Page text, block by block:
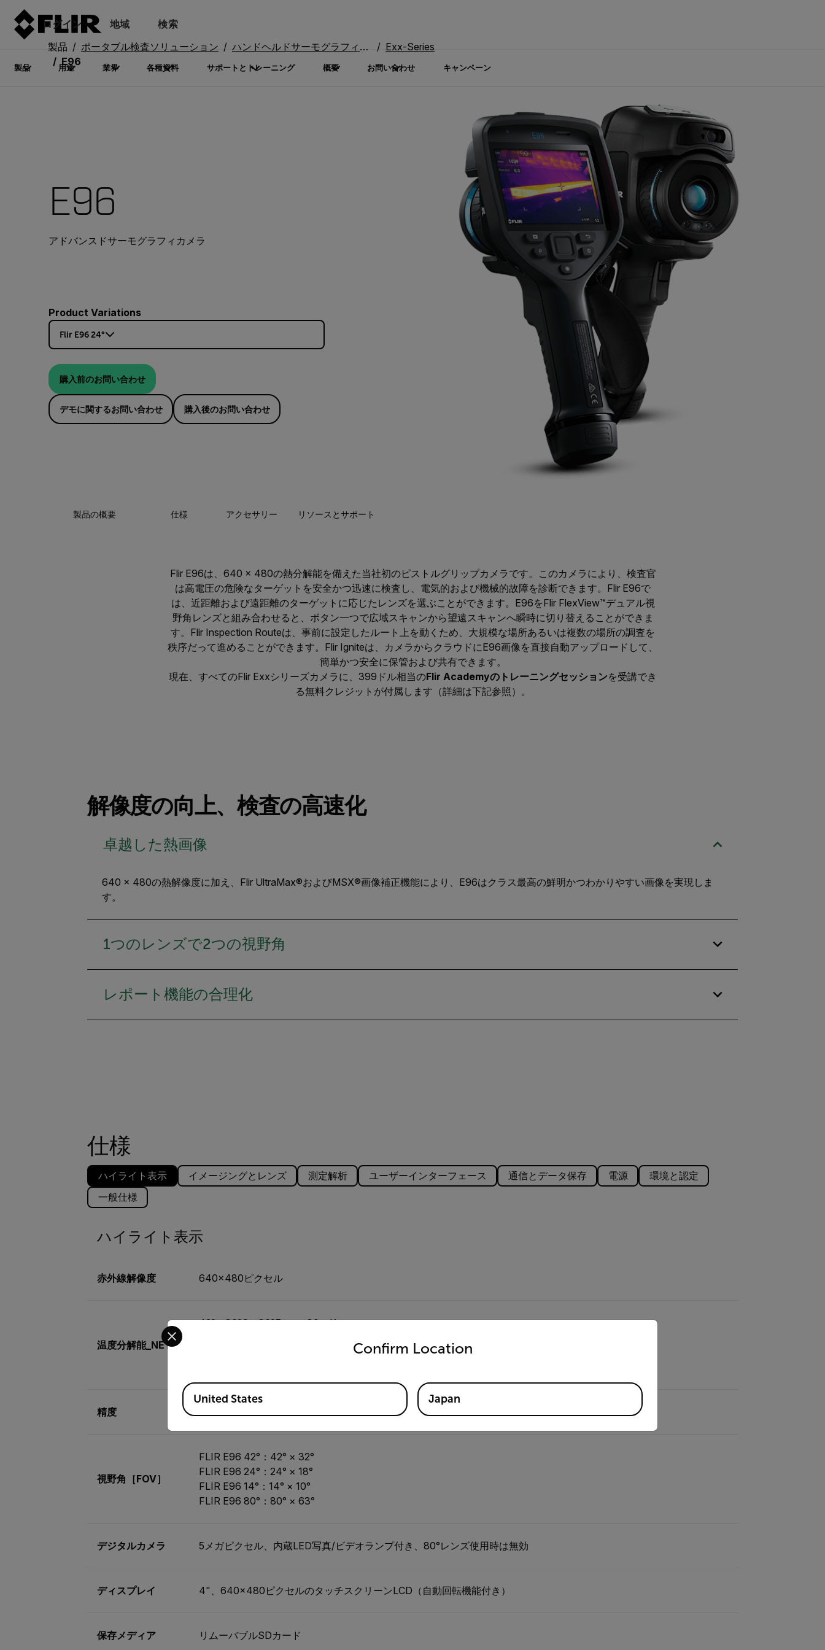
ログイン 地域 検索
製品 用途 業界 各種資料 サポートとトレーニング 概要 お問い合わせ キャンペーン
製品 ポータブル検査ソリューション ハンドヘルドサーモグラフィカメラ
Exx-Series
E96
E96
アドバンスドサーモグラフィカメラ
Product Variations
Flir E96 24°
購入前のお問い合わせ
デモに関するお問い合わせ 購入後のお問い合わせ
製品の概要 仕様 アクセサリー リソースとサポート
Flir E96は、640 × 480の熱分解能を備えた当社初のピストルグリップカメラです。このカメラにより、検査官
は高電圧の危険なターゲットを安全かつ迅速に検査し、電気的および機械的故障を診断できます。Flir E96で
は、近距離および遠距離のターゲットに応じたレンズを選ぶことができます。E96をFlir FlexView™デュアル視
野角レンズと組み合わせると、ボタン一つで広域スキャンから望遠スキャンへ瞬時に切り替えることができま
す。Flir Inspection Routeは、事前に設定したルート上を動くため、大規模な場所あるいは複数の場所の調査を
秩序だって進めることができます。Flir Igniteは、カメラからクラウドにE96画像を直接自動アップロードして、
簡単かつ安全に保管および共有できます。
現在、すべてのFlir Exxシリーズカメラに、399ドル相当のFlir Academyのトレーニングセッションを受講でき
る無料クレジットが付属します（詳細は下記参照）。
解像度の向上、検査の高速化
卓越した熱画像
640 × 480の熱解像度に加え、Flir UltraMax®およびMSX®画像補正機能により、E96はクラス最高の鮮明かつわかりやすい画像を実現しま
す。
1つのレンズで2つの視野角
レポート機能の合理化
仕様
ハイライト表示 イメージングとレンズ 測定解析 ユーザーインターフェース 通信とデータ保存 電源
環境と認定
一般仕様
ハイライト表示
赤外線解像度 640×480ピクセル
温度分解能_NETD
42°は30°C（86°F）で<30 mK
精度
視野角［FOV］
FLIR E96 42°：42° × 32°
FLIR E96 24°：24° × 18°
FLIR E96 14°：14° × 10°
FLIR E96 80°：80° × 63°
デジタルカメラ 5メガピクセル、内蔵LED写真/ビデオランプ付き、80°レンズ使用時は無効
ディスプレイ 4"、640×480ピクセルのタッチスクリーンLCD（自動回転機能付き）
保存メディア リムーバブルSDカード
Confirm Location
Select your preferred country and language from the options below to access the appropriate version of our website.
Available Locations
United States Japan